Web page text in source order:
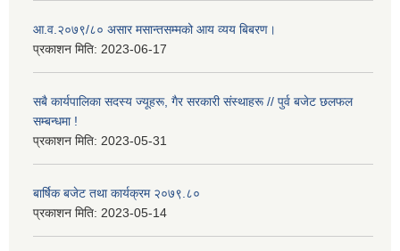
आ.व.२०७९/८० असार मसान्तसम्मको आय व्यय बिबरण।
प्रकाशन मिति: 2023-06-17
सबै कार्यपालिका सदस्य ज्यूहरू, गैर सरकारी संस्थाहरू // पुर्व बजेट छलफल
सम्बन्धमा !
प्रकाशन मिति: 2023-05-31
बार्षिक बजेट तथा कार्यक्रम २०७९.८०
प्रकाशन मिति: 2023-05-14